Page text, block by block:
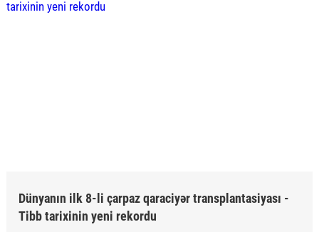
Dünyanın ilk 8-li çarpaz qaraciyər transplantasiyası -
Tibb tarixinin yeni rekordu